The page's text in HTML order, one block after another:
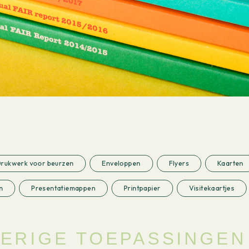
voor beurzen Enveloppen Flyers Kaarten
Presentatiemappen Printpapier Visitekaartjes
TOEPASSINGEN